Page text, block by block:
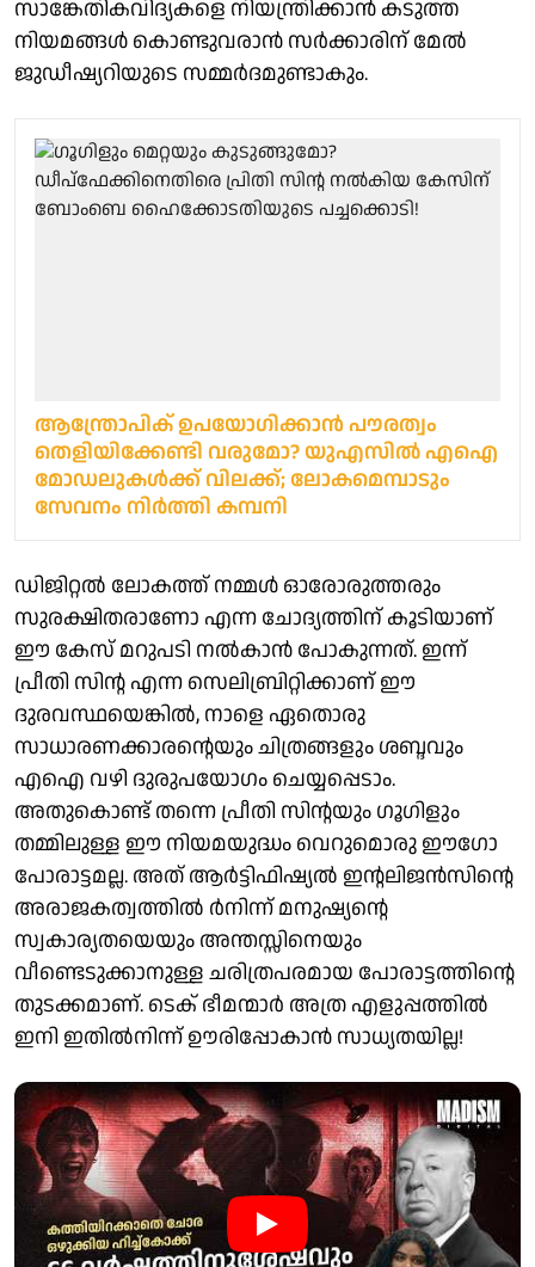
സാങ്കേതികവിദ്യകളെ നിയന്ത്രിക്കാന്‍ കടുത്ത
നിയമങ്ങള്‍ കൊണ്ടുവരാന്‍ സര്‍ക്കാരിന് മേല്‍
ജുഡീഷ്യറിയുടെ സമ്മര്‍ദമുണ്ടാകും.
ആന്ത്രോപിക് ഉപയോഗിക്കാന്‍ പൗരത്വം
തെളിയിക്കേണ്ടി വരുമോ? യുഎസില്‍ എഐ
മോഡലുകള്‍ക്ക് വിലക്ക്; ലോകമെമ്പാടും
സേവനം നിര്‍ത്തി കമ്പനി
ഡിജിറ്റല്‍ ലോകത്ത് നമ്മള്‍ ഓരോരുത്തരും
സുരക്ഷിതരാണോ എന്ന ചോദ്യത്തിന് കൂടിയാണ്
ഈ കേസ് മറുപടി നല്‍കാന്‍ പോകുന്നത്. ഇന്ന്
പ്രീതി സിന്റ എന്ന സെലിബ്രിറ്റിക്കാണ് ഈ
ദുരവസ്ഥയെങ്കില്‍, നാളെ ഏതൊരു
സാധാരണക്കാരന്റെയും ചിത്രങ്ങളും ശബ്ദവും
എഐ വഴി ദുരുപയോഗം ചെയ്യപ്പെടാം.
അതുകൊണ്ട് തന്നെ പ്രീതി സിന്റയും ഗൂഗിളും
തമ്മിലുള്ള ഈ നിയമയുദ്ധം വെറുമൊരു ഈഗോ
പോരാട്ടമല്ല. അത് ആര്‍ട്ടിഫിഷ്യല്‍ ഇന്റലിജന്‍സിന്റെ
അരാജകത്വത്തില്‍ ർനിന്ന് മനുഷ്യന്റെ
സ്വകാര്യതയെയും അന്തസ്സിനെയും
വീണ്ടെടുക്കാനുള്ള ചരിത്രപരമായ പോരാട്ടത്തിന്റെ
തുടക്കമാണ്. ടെക് ഭീമന്മാര്‍ അത്ര എളുപ്പത്തില്‍
ഇനി ഇതില്‍നിന്ന് ഊരിപ്പോകാന്‍ സാധ്യതയില്ല!